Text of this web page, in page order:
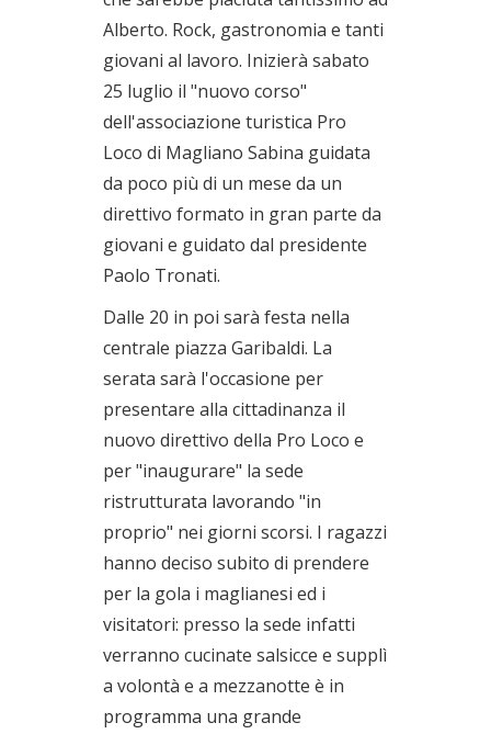
Alberto. Rock, gastronomia e tanti
giovani al lavoro. Inizierà sabato
25 luglio il "nuovo corso"
dell'associazione turistica Pro
Loco di Magliano Sabina guidata
da poco più di un mese da un
direttivo formato in gran parte da
giovani e guidato dal presidente
Paolo Tronati.
Dalle 20 in poi sarà festa nella
centrale piazza Garibaldi. La
serata sarà l'occasione per
presentare alla cittadinanza il
nuovo direttivo della Pro Loco e
per "inaugurare" la sede
ristrutturata lavorando "in
proprio" nei giorni scorsi. I ragazzi
hanno deciso subito di prendere
per la gola i maglianesi ed i
visitatori: presso la sede infatti
verranno cucinate salsicce e supplì
a volontà e a mezzanotte è in
programma una grande